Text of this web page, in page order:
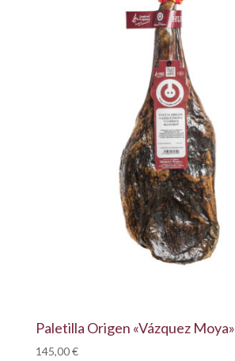
Paletilla Origen «Vázquez Moya»
145,00€